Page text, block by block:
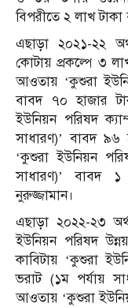
বিপরীতে ২ লাখ টাকা
এছাড়া ২০২১-২২
কোটায় প্রকল্পে ৩
আওতায় ‘কুশুরা
বাবদ ৭০ হাজার
ইউনিয়ন পরিষদ
সাধারণ)’ বাবদ ৯৬
‘কুশুরা ইউনিয়ন
সাধারণ)’ বাবদ ১
নুরুজ্জামান।
এছাড়া ২০২২-২৩
ইউনিয়ন পরিষদ
কাবিটায় ‘কুশুরা
ভরাট (১ম পর্যায়
আওতায় ‘কুশুরা